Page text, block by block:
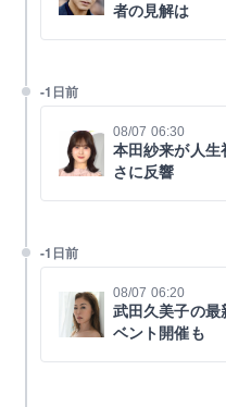
者の見解は
-1日前
08/07 06:30
本田紗来が人生
さに反響
-1日前
08/07 06:20
武田久美子の
ベント開催も